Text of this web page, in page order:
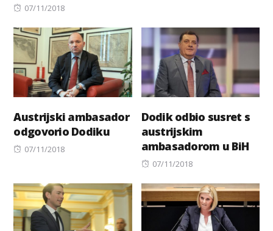
Posted
07/11/2018
Austrijski ambasador
odgovorio Dodiku
Posted
07/11/2018
Dodik odbio susret s
austrijskim
ambasadorom u BiH
Posted
07/11/2018